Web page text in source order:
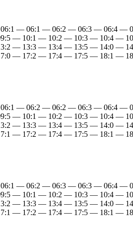
— 06:1 — 06:2 — 06:3 — 06:4
— 10:1 — 10:2 — 10:3 — 10:4 —
— 13:3 — 13:4 — 13:5 — 14:0 —
— 17:2 — 17:4 — 17:5 — 18:1 —
— 06:2 — 06:2 — 06:3 — 06:4
— 10:1 — 10:2 — 10:3 — 10:4 —
— 13:3 — 13:4 — 13:5 — 14:0 —
— 17:2 — 17:4 — 17:5 — 18:1 —
— 06:2 — 06:3 — 06:3 — 06:4
— 10:1 — 10:2 — 10:3 — 10:4 —
— 13:3 — 13:4 — 13:5 — 14:0 —
— 17:2 — 17:4 — 17:5 — 18:1 —